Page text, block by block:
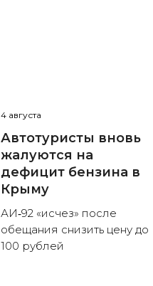
4 августа
Автотуристы вновь
жалуются на
дефицит бензина в
Крыму
АИ‑92 «исчез» после
обещания снизить цену до
100 рублей